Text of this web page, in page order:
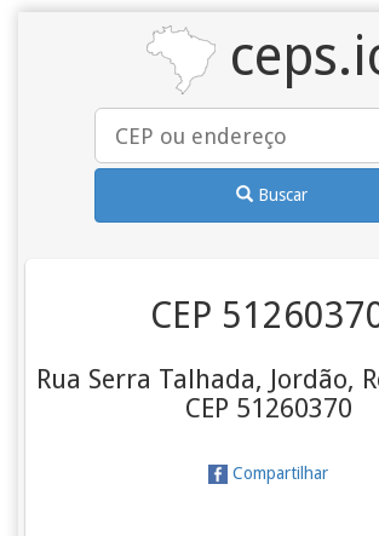
Buscar
CEP
Rua Serra Talhada, Jordão,
CEP 51260370
Compartilhar